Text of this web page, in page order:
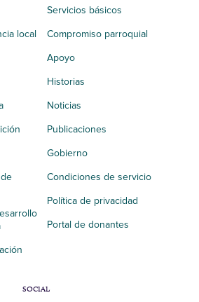
local
Servicios básicos
Compromiso parroquial
Apoyo
Historias
Noticias
Publicaciones
Gobierno
Condiciones de servicio
Política de privacidad
Portal de donantes
SOCIAL